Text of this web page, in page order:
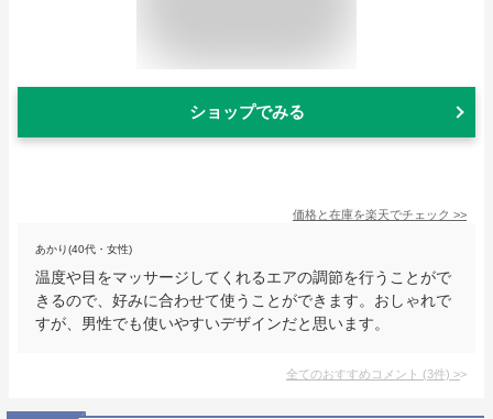
ショップでみる
価格と在庫を楽天でチェック >>
あかり(40代・女性)
温度や目をマッサージしてくれるエアの調節を行うことがで
きるので、好みに合わせて使うことができます。おしゃれで
すが、男性でも使いやすいデザインだと思います。
全てのおすすめコメント (3件) >